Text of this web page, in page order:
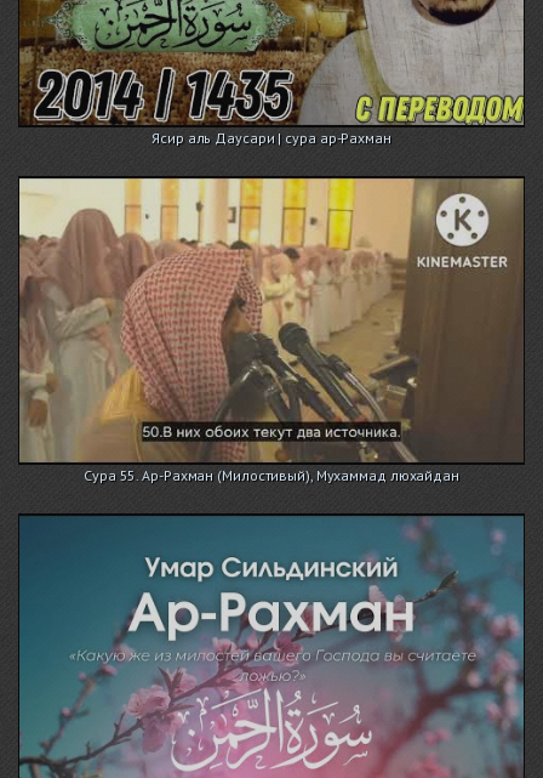
Ясир аль Даусари | сура ар-Рахман
Сура 55. Ар-Рахман (Милостивый), Мухаммад люхайдан